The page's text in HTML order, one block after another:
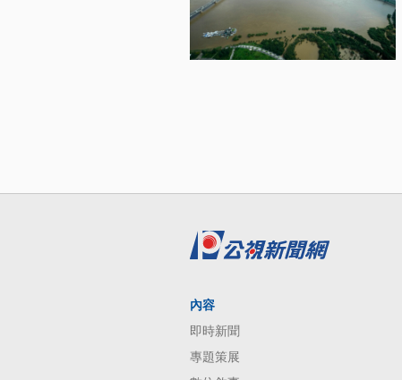
內容
即時新聞
專題策展